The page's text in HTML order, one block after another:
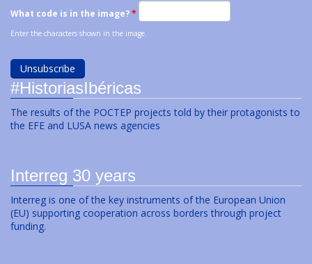
What code is in the image?*
Enter the characters shown in the image.
#HistoriasIbéricas
The results of the POCTEP projects told by their protagonists to
the EFE and LUSA news agencies
Interreg 30 years
Interreg is one of the key instruments of the European Union
(EU) supporting cooperation across borders through project
funding.